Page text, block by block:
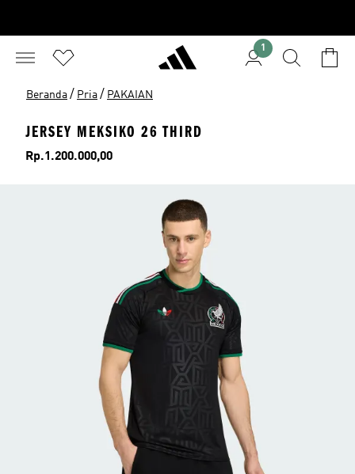
1
Beranda / Pria / PAKAIAN
JERSEY MEKSIKO 26 THIRD
Harga
Rp.1.200.000,00